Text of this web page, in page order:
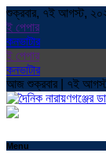
শুক্রবার, ৭ই আগস্ট, ২০২৬
ই পেপার
কনভাটার
ই পেপার
কনভাটার
আজ শুক্রবার | ৭ই আগস্ট,
Menu